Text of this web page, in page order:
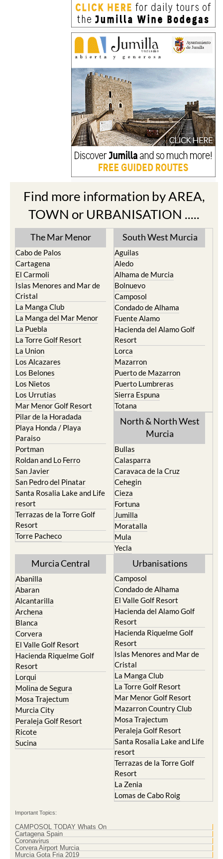
Find more information by AREA,
TOWN or URBANISATION .....
The Mar Menor
Cabo de Palos
Cartagena
El Carmoli
Islas Menores and Mar de
Cristal
La Manga Club
La Manga del Mar Menor
La Puebla
La Torre Golf Resort
La Union
Los Alcazares
Los Belones
Los Nietos
Los Urrutias
Mar Menor Golf Resort
Pilar de la Horadada
Playa Honda / Playa
Paraiso
Portman
Roldan and Lo Ferro
San Javier
San Pedro del Pinatar
Santa Rosalia Lake and Life
resort
Terrazas de la Torre Golf
Resort
Torre Pacheco
South West Murcia
Aguilas
Aledo
Alhama de Murcia
Bolnuevo
Camposol
Condado de Alhama
Fuente Alamo
Hacienda del Alamo Golf
Resort
Lorca
Mazarron
Puerto de Mazarron
Puerto Lumbreras
Sierra Espuna
Totana
North & North West
Murcia
Bullas
Calasparra
Caravaca de la Cruz
Cehegin
Cieza
Fortuna
Jumilla
Moratalla
Mula
Yecla
Murcia Central
Abanilla
Abaran
Alcantarilla
Archena
Blanca
Corvera
El Valle Golf Resort
Hacienda Riquelme Golf
Resort
Lorqui
Molina de Segura
Mosa Trajectum
Murcia City
Peraleja Golf Resort
Ricote
Sucina
Urbanisations
Camposol
Condado de Alhama
El Valle Golf Resort
Hacienda del Alamo Golf
Resort
Hacienda Riquelme Golf
Resort
Islas Menores and Mar de
Cristal
La Manga Club
La Torre Golf Resort
Mar Menor Golf Resort
Mazarron Country Club
Mosa Trajectum
Peraleja Golf Resort
Santa Rosalia Lake and Life
resort
Terrazas de la Torre Golf
Resort
La Zenia
Lomas de Cabo Roig
Important Topics:
CAMPOSOL TODAY Whats On
Cartagena Spain
Coronavirus
Corvera Airport Murcia
Murcia Gota Fria 2019